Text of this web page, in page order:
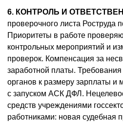
6. КОНТРОЛЬ И
проверочного листа Роструда
Приоритеты в работе
контрольных мероприятий и
проверок. Компенсация за
заработной платы.
органов к размеру зарплаты и
с запуском АСК ДФЛ.
средств учреждениями
работниками: новая судебная